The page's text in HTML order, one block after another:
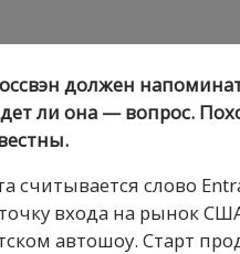
должен
ли она — вопрос.
считывается слово
входа на рынок
автошоу. Старт